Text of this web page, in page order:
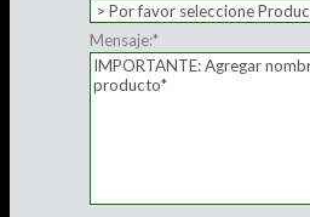
Mensaje:*